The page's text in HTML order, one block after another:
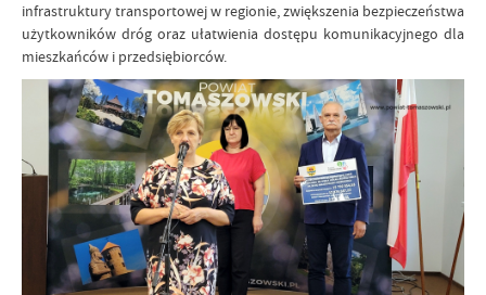
infrastruktury transportowej w regionie, zwiększenia bezpieczeństwa
użytkowników dróg oraz ułatwienia dostępu komunikacyjnego dla
mieszkańców i przedsiębiorców.